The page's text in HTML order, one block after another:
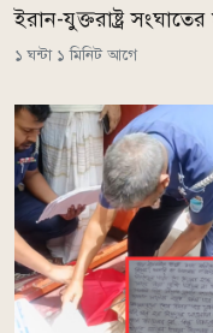
ইরান-যুক্তরাষ্ট্র
১ ঘন্টা ১ মিনিট আগে